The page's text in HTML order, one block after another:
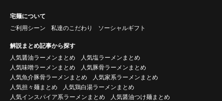
宅麺について
ご利用シーン
私達のこだわり ソーシャルギフト
解説まとめ記事から探す
人気醤油ラーメンまとめ
人気塩ラーメンまとめ
人気味噌ラーメンまとめ
人気豚骨ラーメンまとめ
人気魚介豚骨ラーメンまとめ
人気家系ラーメンまとめ
人気担々麺まとめ
人気鶏白湯ラーメンまとめ
人気インスパイア系ラーメンまとめ
人気醤油つけ麺まとめ